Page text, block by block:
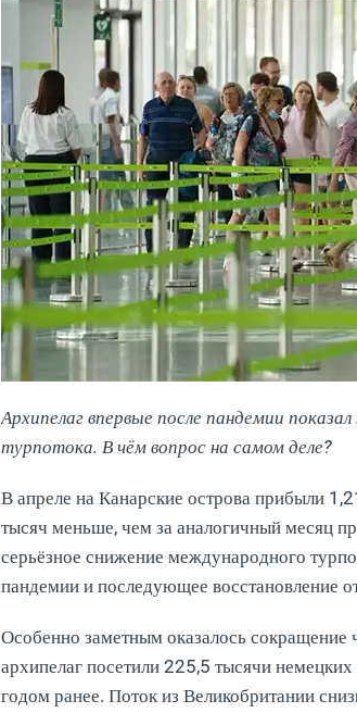
Архипелаг впервые после пандемии
турпотока. В чём вопрос на самом деле?
В апреле на Канарские острова прибыли
тысяч меньше, чем за аналогичный месяц
серьёзное снижение международного
пандемии и последующее восстановление
Особенно заметным оказалось сокращение
архипелаг посетили 225,5 тысячи
годом ранее. Поток из Великобритании